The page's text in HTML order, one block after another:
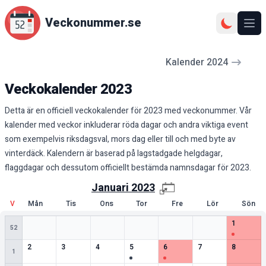
Veckonummer.se
Kalender 2024
Veckokalender2023
Detta är en officiell veckokalender för 2023 med veckonummer. Vår
kalender med veckor inkluderar röda dagar och andra viktiga event
som exempelvis riksdagsval, mors dag eller till och med byte av
vinterdäck. Kalendern är baserad på lagstadgade helgdagar,
flaggdagar och dessutom officiellt bestämda namnsdagar för 2023.
Januari2023
V Mån Tis Ons Tor Fre Lör Sön
52 11
1 2
0speciella datum
3
0speciella datum
4
0speciella datum
5
1speciella datum
6
1speciella datum
7
0speciella datum
8
0